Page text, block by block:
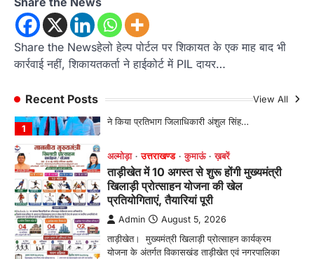
Share the Newsहेलो हेल्प पोर्टल पर शिकायत के एक माह बाद भी
कार्रवाई नहीं, शिकायतकर्ता ने हाईकोर्ट में PIL दायर…
Recent Posts View All
अल्मोड़ा उत्तराखण्ड
ताड़ीखेत में 10 अगस्त से शुरू होंगी मुख्यमंत्री
खिलाड़ी प्रोत्साहन योजना की खेल
प्रतियोगिताएं, तैयारियां पूरी
योजना के अंतर्गत विकासखंड ताड़ीखेत एवं नगरपालिका
अल्मोड़ा उत्तराखण्ड कुमाऊं ख़बरें
जिलाधिकारी अंशुल सिंह ने चौखुटिया
सामुदायिक स्वास्थ्य केंद्र का किया औचक
निरीक्षण
Admin August 5, 2026
चौखुटिया सीएचसी का डीएम अंशुल सिंह ने किया औचक